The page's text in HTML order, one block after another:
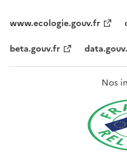
www.ecologie.gouv.fr
beta.gouv.fr
Nos